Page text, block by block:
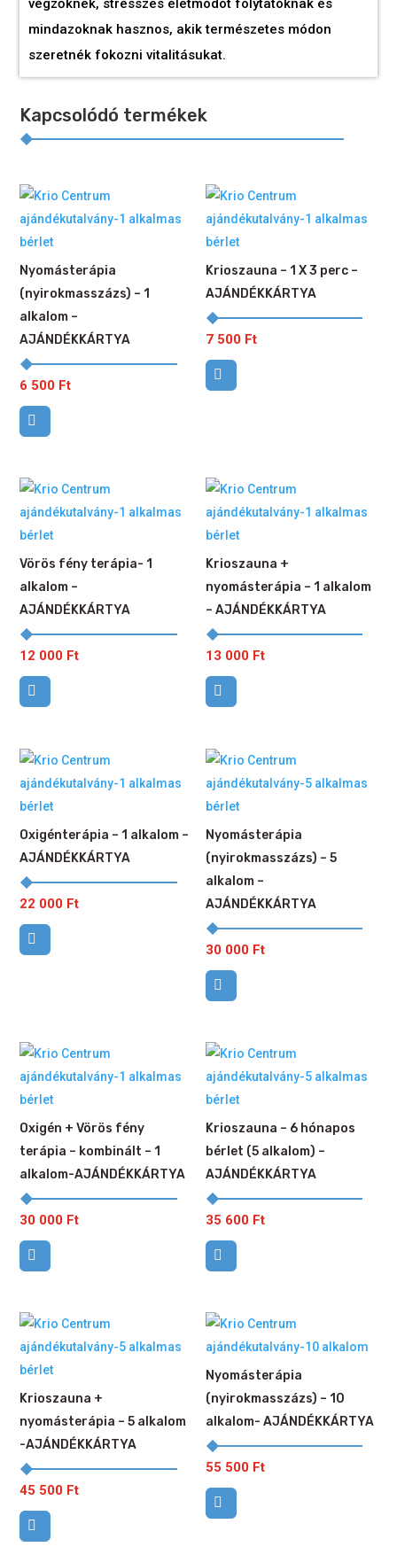
végzőknek, stresszes életmódot folytatóknak és
mindazoknak hasznos, akik természetes módon
szeretnék fokozni vitalitásukat.
Kapcsolódó termékek
Nyomásterápia
(nyirokmasszázs) – 1
alkalom –
AJÁNDÉKKÁRTYA
6 500 Ft
Krioszauna – 1 X 3 perc –
AJÁNDÉKKÁRTYA
7 500 Ft
Vörös fény terápia- 1
alkalom –
AJÁNDÉKKÁRTYA
12 000 Ft
Krioszauna +
nyomásterápia – 1 alkalom
– AJÁNDÉKKÁRTYA
13 000 Ft
Oxigénterápia – 1 alkalom –
AJÁNDÉKKÁRTYA
22 000 Ft
Nyomásterápia
(nyirokmasszázs) – 5
alkalom –
AJÁNDÉKKÁRTYA
30 000 Ft
Oxigén + Vörös fény
terápia – kombinált – 1
alkalom-AJÁNDÉKKÁRTYA
30 000 Ft
Krioszauna – 6 hónapos
bérlet (5 alkalom) –
AJÁNDÉKKÁRTYA
35 600 Ft
Krioszauna +
nyomásterápia – 5 alkalom
-AJÁNDÉKKÁRTYA
45 500 Ft
Nyomásterápia
(nyirokmasszázs) – 10
alkalom- AJÁNDÉKKÁRTYA
55 500 Ft